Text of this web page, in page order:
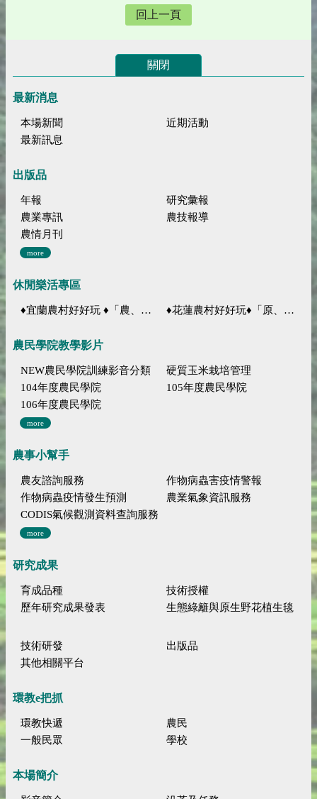
回上一頁
關閉
最新消息
本場新聞
近期活動
最新訊息
出版品
年報
研究彙報
農業專訊
農技報導
農情月刊
more
休閒樂活專區
♦宜蘭農村好好玩 ♦「農、藝、山、水」四條遊程推薦 ♦花蓮農村好好玩♦「原、生、慢、活」四條遊程推薦
農民學院教學影片
NEW農民學院訓練影音分類
硬質玉米栽培管理
104年度農民學院
105年度農民學院
106年度農民學院
more
農事小幫手
農友諮詢服務
作物病蟲害疫情警報
作物病蟲疫情發生預測
農業氣象資訊服務
CODIS氣候觀測資料查詢服務
more
研究成果
育成品種
技術授權
歷年研究成果發表
生態綠籬與原生野花植生毯
技術研發
出版品
其他相關平台
環教e把抓
環教快遞
農民
一般民眾
學校
本場簡介